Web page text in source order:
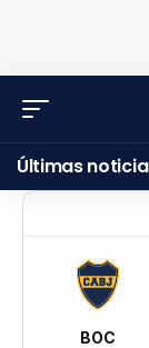
Últimas
BOC